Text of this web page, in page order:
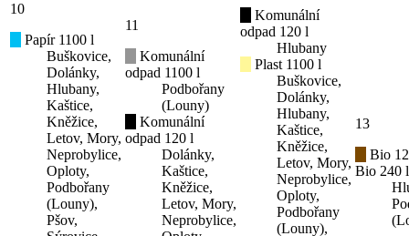
10
Papír 1100 l
Buškovice,
Dolánky,
Hlubany,
Kaštice,
Kněžice,
Letov, Mory,
Neprobylice,
Oploty,
Podbořany
(Louny),
Pšov,
11
Komunální
odpad 1100 l
Podbořany
(Louny)
Komunální
odpad 120 l
Dolánky,
Kaštice,
Kněžice,
Letov, Mory,
Neprobylice,
Komunální
odpad 120 l
Hlubany
Plast 1100 l
Buškovice,
Dolánky,
Hlubany,
Kaštice,
Kněžice,
Letov, Mory,
Neprobylice,
Oploty,
Podbořany
(Louny),
13
Bio
Bio 240 l